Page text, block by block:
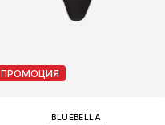
ПРОМОЦИЯ
BLUEBELLA